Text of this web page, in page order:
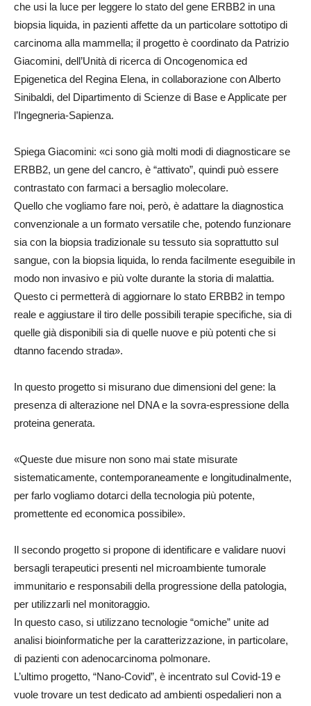
che usi la luce per leggere lo stato del gene ERBB2 in una
biopsia liquida, in pazienti affette da un particolare sottotipo di
carcinoma alla mammella; il progetto è coordinato da Patrizio
Giacomini, dell’Unità di ricerca di Oncogenomica ed
Epigenetica del Regina Elena, in collaborazione con Alberto
Sinibaldi, del Dipartimento di Scienze di Base e Applicate per
l’Ingegneria-Sapienza.
Spiega Giacomini: «ci sono già molti modi di diagnosticare se
ERBB2, un gene del cancro, è “attivato”, quindi può essere
contrastato con farmaci a bersaglio molecolare.
Quello che vogliamo fare noi, però, è adattare la diagnostica
convenzionale a un formato versatile che, potendo funzionare
sia con la biopsia tradizionale su tessuto sia soprattutto sul
sangue, con la biopsia liquida, lo renda facilmente eseguibile in
modo non invasivo e più volte durante la storia di malattia.
Questo ci permetterà di aggiornare lo stato ERBB2 in tempo
reale e aggiustare il tiro delle possibili terapie specifiche, sia di
quelle già disponibili sia di quelle nuove e più potenti che si
dtanno facendo strada».
In questo progetto si misurano due dimensioni del gene: la
presenza di alterazione nel DNA e la sovra-espressione della
proteina generata.
«Queste due misure non sono mai state misurate
sistematicamente, contemporaneamente e longitudinalmente,
per farlo vogliamo dotarci della tecnologia più potente,
promettente ed economica possibile».
Il secondo progetto si propone di identificare e validare nuovi
bersagli terapeutici presenti nel microambiente tumorale
immunitario e responsabili della progressione della patologia,
per utilizzarli nel monitoraggio.
In questo caso, si utilizzano tecnologie “omiche” unite ad
analisi bioinformatiche per la caratterizzazione, in particolare,
di pazienti con adenocarcinoma polmonare.
L’ultimo progetto, “Nano-Covid”, è incentrato sul Covid-19 e
vuole trovare un test dedicato ad ambienti ospedalieri non a